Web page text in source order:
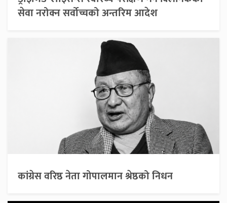
सेवा नरोक्न सर्वोच्चको अन्तरिम आदेश
कांग्रेस वरिष्ठ नेता गोपालमान श्रेष्ठको निधन